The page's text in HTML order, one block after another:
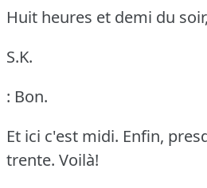
Huit heures et demi du
S.K.
: Bon.
Et ici c'est midi. Enfin,
trente. Voilà!